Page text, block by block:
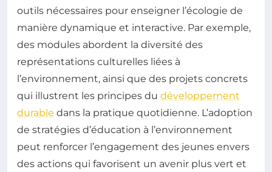
outils nécessaires pour enseigner l’écologie de
manière dynamique et interactive. Par exemple,
des modules abordent la diversité des
représentations culturelles liées à
l’environnement, ainsi que des projets concrets
qui illustrent les principes du développement
durable dans la pratique quotidienne. L’adoption
de stratégies d’éducation à l’environnement
peut renforcer l’engagement des jeunes envers
des actions qui favorisent un avenir plus vert et